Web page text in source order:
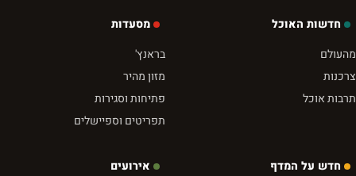
חדשות האוכל
מהעולם
צרכנות
תרבות אוכל
מסעדות
בראנץ'
מזון מהיר
פתיחות וסגירות
תפריטים וספיישלים
חדש על המדף
אירועים